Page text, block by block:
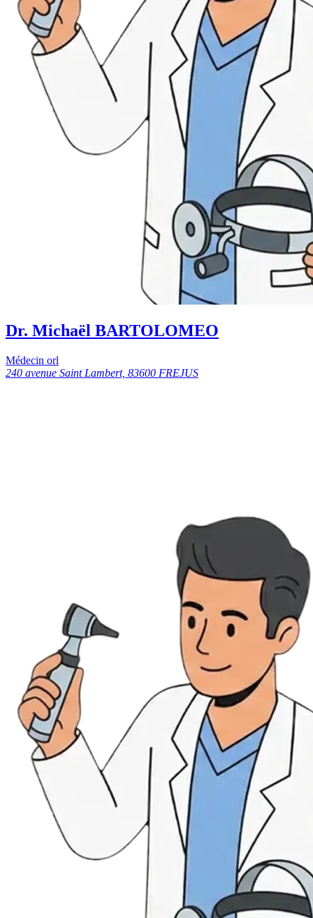
Dr. Michaël BARTOLOMEO
Médecin orl
240 avenue Saint Lambert, 83600 FREJUS